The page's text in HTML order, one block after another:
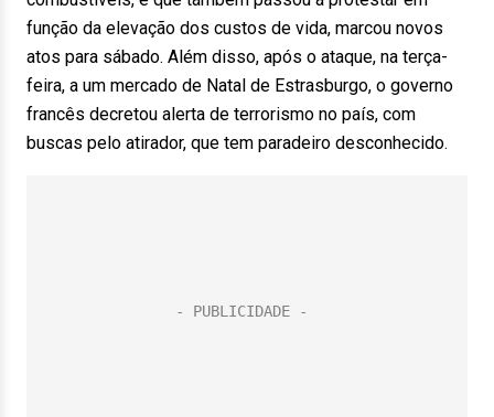
função da elevação dos custos de vida, marcou novos
atos para sábado. Além disso, após o ataque, na terça-
feira, a um mercado de Natal de Estrasburgo, o governo
francês decretou alerta de terrorismo no país, com
buscas pelo atirador, que tem paradeiro desconhecido.